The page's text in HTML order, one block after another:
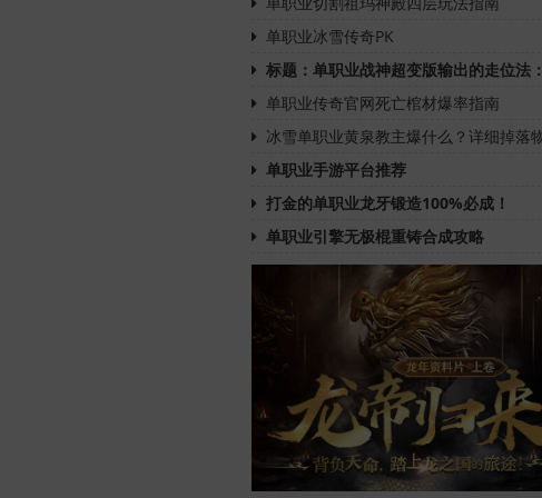
单职业冰雪传奇PK
标题：单职业战神超变版输出的走位法
单职业传奇官网死亡棺材爆率指南
冰雪单职业黄泉教主爆什么？详细掉落
单职业手游平台推荐
打金的单职业龙牙锻造100%必成！
单职业引擎无极棍重铸合成攻略